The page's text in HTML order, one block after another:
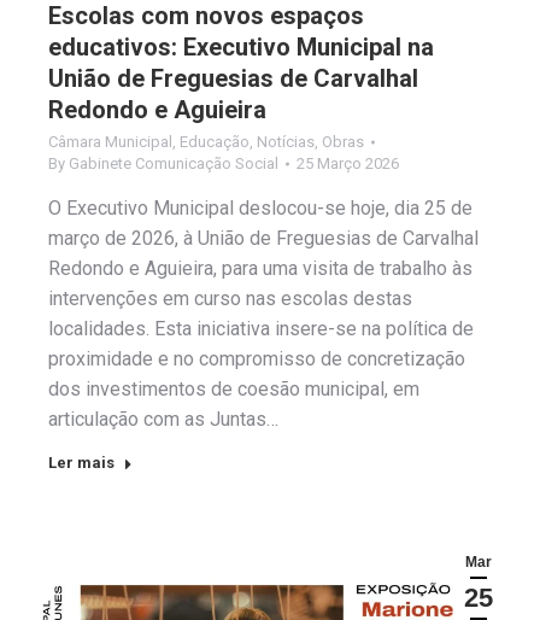
Escolas com novos espaços
educativos: Executivo Municipal na
União de Freguesias de Carvalhal
Redondo e Aguieira
Câmara Municipal , Educação, Notícias, Obras
By Gabinete Comunicação Social 25 Março 2026
O Executivo Municipal deslocou-se hoje, dia 25 de
março de 2026, à União de Freguesias de Carvalhal
Redondo e Aguieira, para uma visita de trabalho às
intervenções em curso nas escolas destas
localidades. Esta iniciativa insere-se na política de
proximidade e no compromisso de concretização
dos investimentos de coesão municipal, em
articulação com as Juntas…
Ler mais
Mar
25